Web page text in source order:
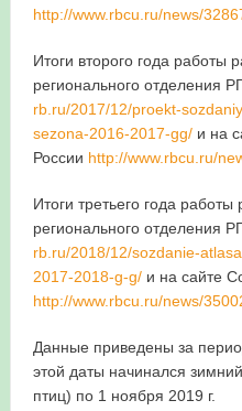
http://www.rbcu.ru/news/
Итоги второго года работы
регионального отделения
rb.ru/2017/12/proekt-
sezona-2016-2017-gg/и на
России http://www.rbcu.ru/
Итоги третьего года
регионального отделения
rb.ru/2018/12/sozdanie-
2017-2018-g-g/и на сайте
http://www.rbcu.ru/news/
Данные приведены за
этой даты начинался
птиц) по 1 ноября 2019 г.